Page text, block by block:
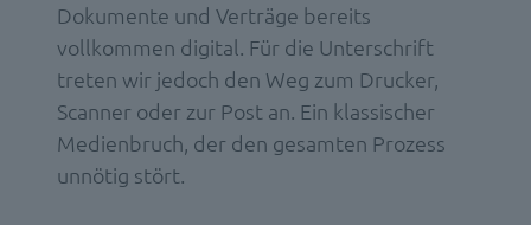
Dokumente und Verträge bereits
vollkommen digital. Für die Unterschrift
treten wir jedoch den Weg zum Drucker,
Scanner oder zur Post an. Ein klassischer
Medienbruch, der den gesamten Prozess
unnötig stört.